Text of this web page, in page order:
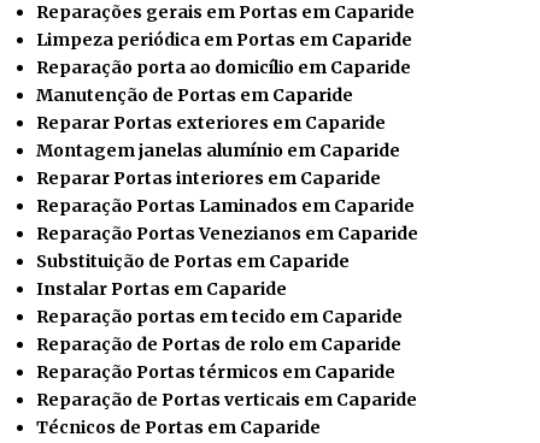
Reparações gerais em Portas em Caparide
Limpeza periódica em Portas em Caparide
Reparação porta ao domicílio em Caparide
Manutenção de Portas em Caparide
Reparar Portas exteriores em Caparide
Montagem janelas alumínio em Caparide
Reparar Portas interiores em Caparide
Reparação Portas Laminados em Caparide
Reparação Portas Venezianos em Caparide
Substituição de Portas em Caparide
InstalarPortas em Caparide
Reparação portas em tecido em Caparide
Reparação de Portas de rolo em Caparide
Reparação Portas térmicos em Caparide
Reparação de Portas verticais em Caparide
Técnicos de Portas em Caparide